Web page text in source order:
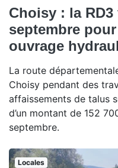
Choisy : la RD3
septembre
ouvrage
La route
Choisy pendant des
affaissements de talus
d’un montant de 152
septembre.
Locales